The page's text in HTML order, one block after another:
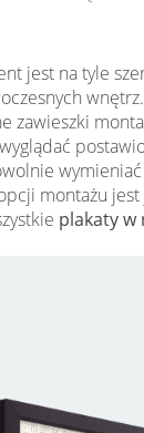
jest na tyle
zawieszki
montażu
plakaty w